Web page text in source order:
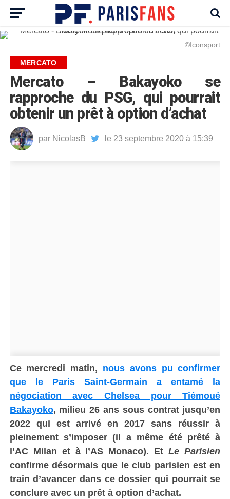
©Iconsport
MERCATO
Mercato – Bakayoko se
rapproche du PSG, qui pourrait
obtenir un prêt à option d’achat
par NicolasB le 23 septembre 2020 à 15:39
Ce mercredi matin, nous avons pu confirmer
que le Paris Saint-Germain a entamé la
négociation avec Chelsea pour Tiémoué
Bakayoko, milieu 26 ans sous contrat jusqu’en
2022 qui est arrivé en 2017 sans réussir à
pleinement s’imposer (il a même été prêté à
l’AC Milan et à l’AS Monaco). EtLe Parisien
confirme désormais que le club parisien est en
train d’avancer dans ce dossier qui pourrait se
conclure avec un prêt à option d’achat.